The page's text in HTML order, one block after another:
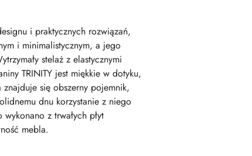
i praktycznych rozwiązań,
i minimalistycznym, a jego
stelaż z elastycznymi
TRINITY jest miękkie w dotyku,
się obszerny pojemnik,
dnu korzystanie z niego
z trwałych płyt
mebla.